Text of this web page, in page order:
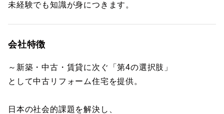
未経験でも知識が身につきます。
会社特徴
～新築・中古・賃貸に次ぐ「第4の選択肢」
として中古リフォーム住宅を提供。
日本の社会的課題を解決し、